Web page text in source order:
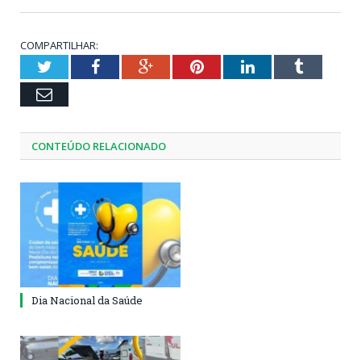
COMPARTILHAR:
TwitterFacebookGoogle+PinterestLinkedInTumblr
Email
CONTEÚDO RELACIONADO
Dia Nacional da Saúde